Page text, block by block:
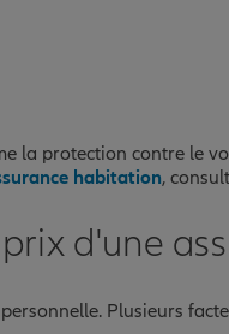
la protection contre le
habitation,
d'une
Plusieurs